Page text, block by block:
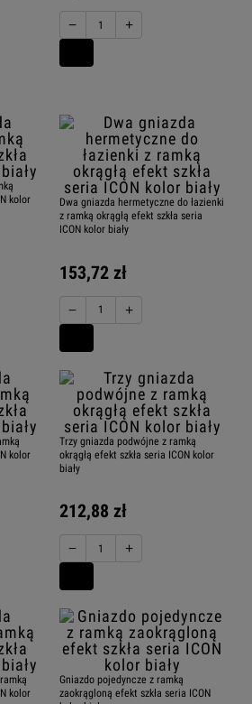
ramki zaokrąglone
ICON ramki okrągłe
− +
kolor
Dwa gniazda hermetyczne do łazienki
z ramką okrągłą efekt szkła seria
ICON kolor biały
153,72 zł
− +
kolor
Trzy gniazda podwójne z ramką
okrągłą efekt szkła seria ICON kolor
biały
212,88 zł
− +
kolor
Gniazdo pojedyncze z ramką
zaokrągloną efekt szkła seria ICON